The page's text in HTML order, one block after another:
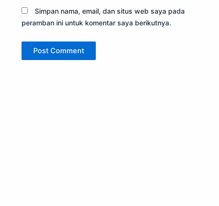
Simpan nama, email, dan situs web saya pada
peramban ini untuk komentar saya berikutnya.